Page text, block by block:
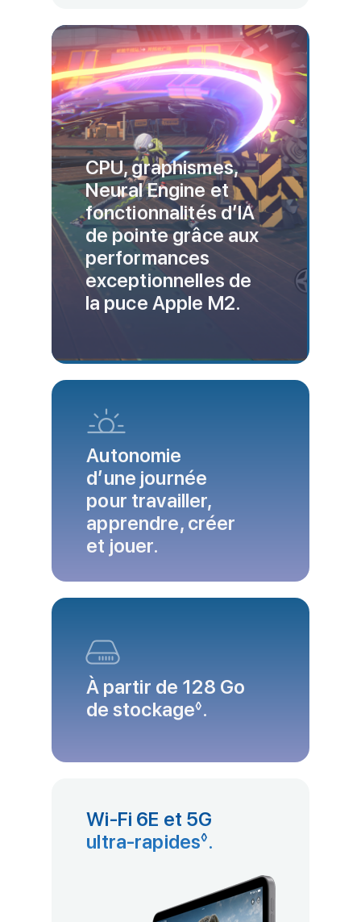
CPU, graphismes,
Neural Engine et
fonctionnalités d’IA
de pointe grâce aux
performances
exceptionnelles de
la puce Apple M2.
Autonomie
d’une journée
pour travailler,
apprendre, créer
et jouer.
À partir de 128 Go
de stockage◊Renvoi aux
.
Wi‑Fi 6E et 5G
ultra‑rapides◊Renvoi aux
.